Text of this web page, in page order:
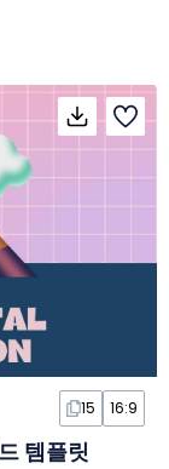
15 16:9
템플릿